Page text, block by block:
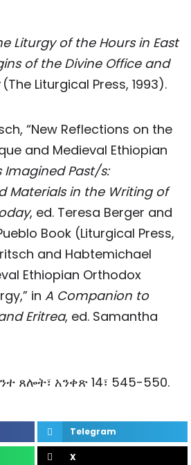
Liturgy of the Hours in East
of the Divine Office and
(The Liturgical Press, 1993).
“New Reflections on the
and Medieval Ethiopian
Imagined Past/s:
Materials in the Writing of
, ed. Teresa Berger and
Book (Liturgical Press,
and Habtemichael
Ethiopian Orthodox
in A Companion to
Eritrea, ed. Samantha
ጸሎት፣ አንቀጽ 14፣ 545-550.
Telegram
X